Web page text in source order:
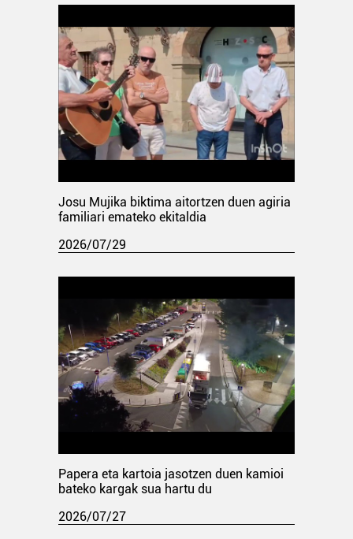
Josu Mujika biktima aitortzen duen agiria
familiari emateko ekitaldia
2026/07/29
Papera eta kartoia jasotzen duen kamioi
bateko kargak sua hartu du
2026/07/27